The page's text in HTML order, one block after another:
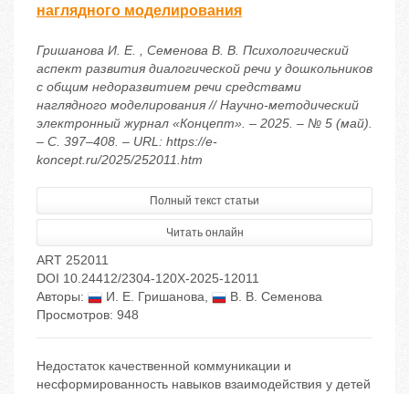
наглядного моделирования
Гришанова И. Е. , Семенова В. В. Психологический
аспект развития диалогической речи у дошкольников
с общим недоразвитием речи средствами
наглядного моделирования // Научно-методический
электронный журнал «Концепт». – 2025. – № 5 (май).
– С. 397–408. – URL: https://e-
koncept.ru/2025/252011.htm
Полный текст статьи
Читать онлайн
ART 252011
DOI 10.24412/2304-120X-2025-12011
Авторы:
И. Е. Гришанова,
В. В. Семенова
Просмотров: 948
Недостаток качественной коммуникации и
несформированность навыков взаимодействия у детей